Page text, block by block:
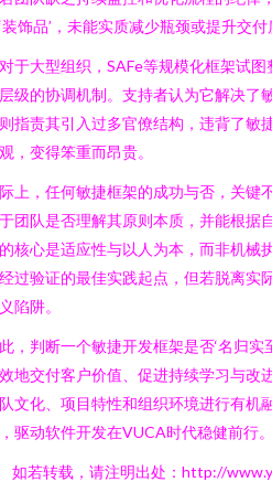
装饰品’，未能实质减少瓶颈或提升交付
于大型组织，SAFe等规模化框架试
级的协调机制。支持者认为它解决了
指责其引入过多官僚结构，违背了敏
，变得笨重而昂贵。
上，任何敏捷框架的成功与否，关键
团队是否理解其原则本质，并能根据
核心是适应性与以人为本，而非机械
过验证的最佳实践起点，但若脱离实
陷阱。
，判断一个敏捷开发框架是否‘名归
地交付客户价值、促进持续学习与改
文化、项目特性和组织环境进行有机
驱动软件开发在VUCA时代稳健前行。
如若转载，请注明出处：http://